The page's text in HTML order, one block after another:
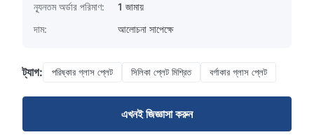
ন্যূনতম অর্ডার পরিমাণ:
1 জামায়
দাম:
আলোচনা সাপেক্ষে
ট্যাগ: পরিষ্কার গ্লাস প্লেট সিলিকা প্লেট মিশ্রিত বর্গাকার গ্লাস প্লেট
এখনই জিজ্ঞাসা করুন